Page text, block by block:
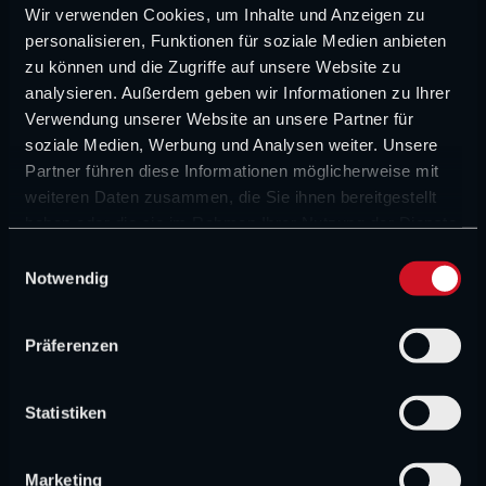
Wir verwenden Cookies, um Inhalte und Anzeigen zu
personalisieren, Funktionen für soziale Medien anbieten
zu können und die Zugriffe auf unsere Website zu
analysieren. Außerdem geben wir Informationen zu Ihrer
Verwendung unserer Website an unsere Partner für
soziale Medien, Werbung und Analysen weiter. Unsere
Partner führen diese Informationen möglicherweise mit
weiteren Daten zusammen, die Sie ihnen bereitgestellt
Notwendig
Präferenzen
Statistiken
Marketing
Worst Case.
© IMAGO / Matrix Images
Cadillac hat ebenfalls wiederkehrende Defekte und viel
verlorene Zeit. Das wirkt wie ein Team, das noch am
Fundament baut, während andere bereits an Details feilen.
Problem: Starts könnten hässlich
werden
Ein Punkt aus deinem Rohtext, der in Melbourne richtig
© IMAGO / PsnewZ